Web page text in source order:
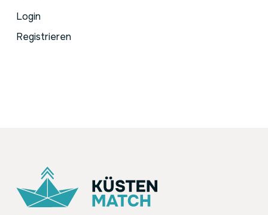
Login
Registrieren